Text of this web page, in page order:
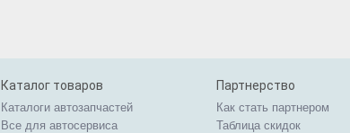
Каталог товаров
Каталоги автозапчастей
Все для автосервиса
Партнерство
Как стать партнером
Таблица скидок